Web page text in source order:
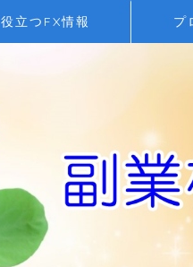
役立つFX情報 プ